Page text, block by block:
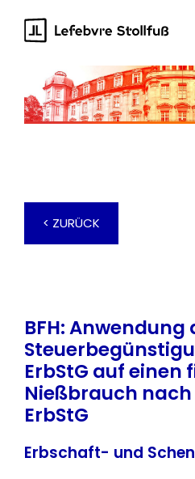
springen
< ZURÜCK
BFH: Anwendung
ErbStG auf einen
Nießbrauch nach
ErbStG
Erbschaft- und